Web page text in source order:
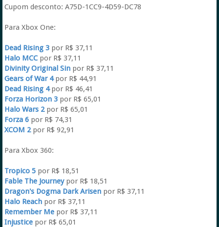
Cupom desconto: A75D-1CC9-4D59-DC78
Para Xbox One:
Dead Rising 3por R$ 37,11
Halo MCCpor R$ 37,11
Divinity Original Sinpor R$ 37,11
Gears of War 4por R$ 44,91
Dead Rising 4por R$ 46,41
Forza Horizon 3por R$ 65,01
Halo Wars 2 por R$ 65,01
Forza 6 por R$ 74,31
XCOM 2 por R$ 92,91
Para Xbox 360:
Tropico 5por R$ 18,51
Fable The Journeypor R$ 18,51
Dragon's Dogma Dark Arisenpor R$ 37,11
Halo Reachpor R$ 37,11
Remember Me por R$ 37,11
Injusticepor R$ 65,01